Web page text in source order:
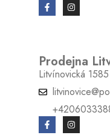
Prodejna
Litvínovická